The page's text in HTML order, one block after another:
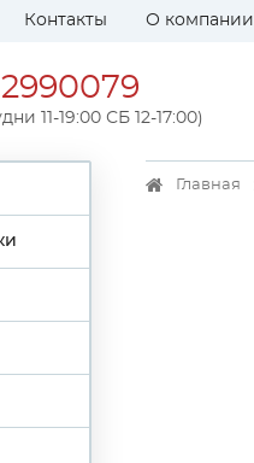
Контакты О компании
11-19:00 СБ 12-17:00)
Главная